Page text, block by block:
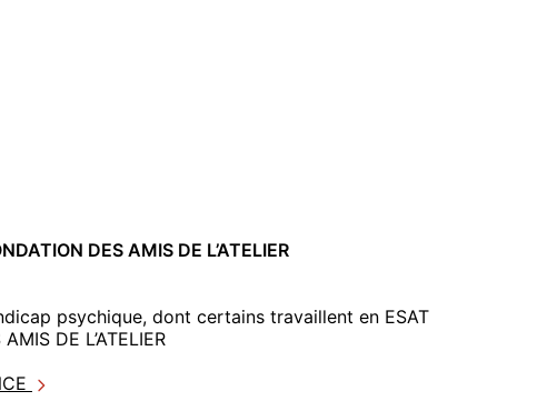
DES AMIS DE L’ATELIER
psychique, dont certains travaillent en ESAT
DE L’ATELIER